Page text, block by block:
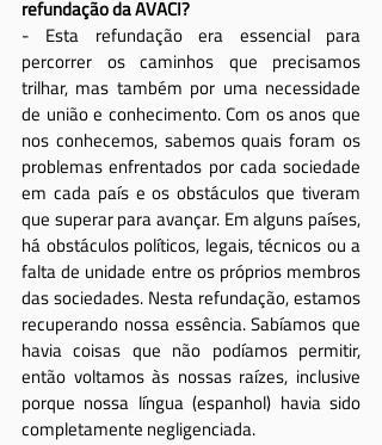
refundação da AVACI?
- Esta refundação era essencial para
percorrer os caminhos que precisamos
trilhar, mas também por uma necessidade
de união e conhecimento. Com os anos que
nos conhecemos, sabemos quais foram os
problemas enfrentados por cada sociedade
em cada país e os obstáculos que tiveram
que superar para avançar. Em alguns países,
há obstáculos políticos, legais, técnicos ou a
falta de unidade entre os próprios membros
das sociedades. Nesta refundação, estamos
recuperando nossa essência. Sabíamos que
havia coisas que não podíamos permitir,
então voltamos às nossas raízes, inclusive
porque nossa língua (espanhol) havia sido
completamente negligenciada.